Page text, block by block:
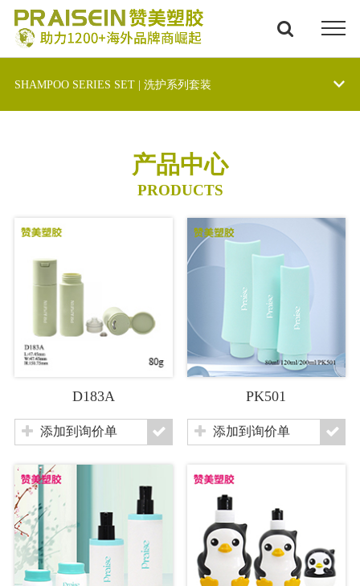
SHAMPOO SERIES SET | 洗护系列套装
产品中心
PRODUCTS
D183A
添加到询价单
PK501
添加到询价单